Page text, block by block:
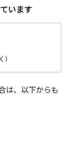
います
は、以下からも